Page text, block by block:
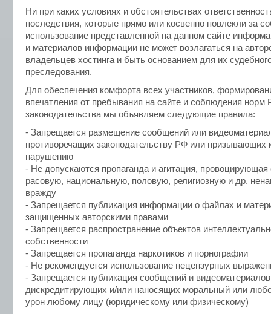
Ни при каких условиях и обстоятельствах
последствия, которые прямо или косвенно повлекли за
использование представленной на данном сайте
и материалов информации не может возлагаться на
владельцев хостинга и быть основанием для их
преследования.
Для обеспечения комфорта всех участников,
впечатления от пребывания на сайте и соблюдения норм
законодательства мы объявляем следующие правила:
- Запрещается размещение сообщений или
противоречащих законодательству РФ или призывающих
нарушению
- Не допускаются пропаганда и агитация,
расовую, национальную, половую, религиозную и др.
вражду
- Запрещается публикация информации о файлах и
защищенных авторскими правами
- Запрещается распространение объектов
собственности
- Запрещается пропаганда наркотиков и порнографии
- Не рекомендуется использование нецензурных
- Запрещается публикация сообщений и
дискредитирующих и/или наносящих моральный или
урон любому лицу (юридическому или физическому)